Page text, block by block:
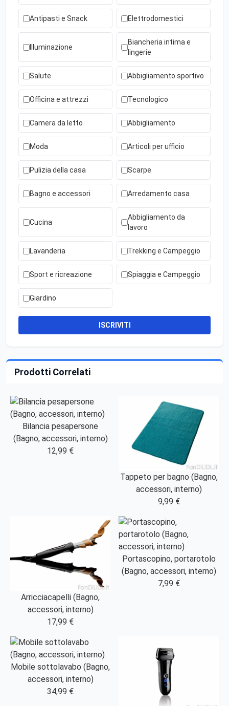
Antipasti e Snack Elettrodomestici
Illuminazione
Biancheria intima e
lingerie
Salute Abbigliamento sportivo
Officina e attrezzi Tecnologico
Camera da letto Abbigliamento
Moda Articoli per ufficio
Pulizia della casa Scarpe
Bagno e accessori Arredamento casa
Cucina
Abbigliamento da
lavoro
Lavanderia Trekking e Campeggio
Sport e ricreazione Spiaggia e Campeggio
Giardino
ISCRIVITI
Prodotti Correlati
Bilancia pesapersone
(Bagno, accessori, interno)
12,99 €
Tappeto per bagno (Bagno,
accessori, interno)
9,99 €
Arricciacapelli (Bagno,
accessori, interno)
17,99 €
Portascopino, portarotolo
(Bagno, accessori, interno)
7,99 €
Mobile sottolavabo (Bagno,
accessori, interno)
34,99 €